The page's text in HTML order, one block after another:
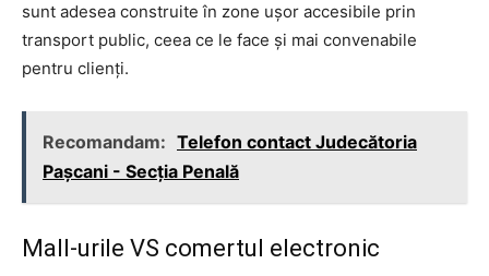
sunt adesea construite în zone ușor accesibile prin
transport public, ceea ce le face și mai convenabile
pentru clienți.
Recomandam: Telefon contact Judecătoria
Pașcani - Secția Penală
Mall-urile VS comertul electronic